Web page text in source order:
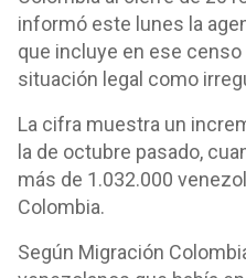
informó este lunes la
que incluye en ese
situación legal como
La cifra muestra un
la de octubre pasado,
más de 1.032.000
Colombia.
Según Migración